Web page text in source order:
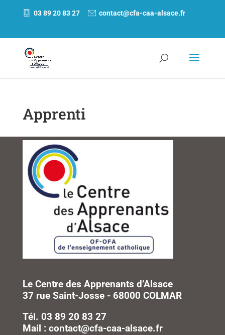
03 89 20 83 27 contact@cfa-caa-alsace.fr
Apprenti
Le Centre des Apprenants d’Alsace
37 rue Saint-Josse - 68000 COLMAR
Tél. 03 89 20 83 27
Mail : contact@cfa-caa-alsace.fr